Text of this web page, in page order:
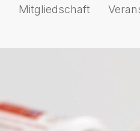
Mitgliedschaft